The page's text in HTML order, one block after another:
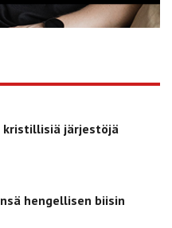
kristillisiä järjestöjä
hengellisen biisin